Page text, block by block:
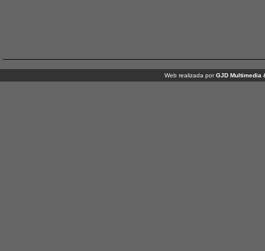
Web realizada por GJD Multimedia